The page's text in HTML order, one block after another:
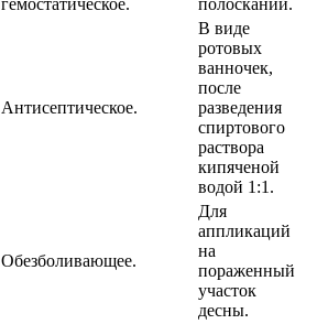
гемостатическое.
полосканий.
Антисептическое.
В виде
ротовых
ванночек,
после
разведения
спиртового
раствора
кипяченой
водой 1:1.
Обезболивающее.
Для
аппликаций
на
пораженный
участок
десны.